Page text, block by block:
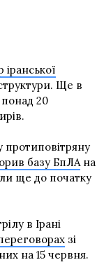
іранської
Ще в
понад 20
протиповітряну
базу БпЛА на
ще до початку
в Ірані
зі
на 15 червня.